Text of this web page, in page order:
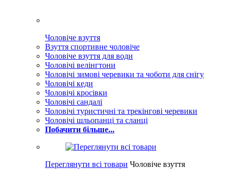
Чоловіче взуття
Взуття спортивне чоловіче
Чоловіче взуття для води
Чоловічі велінгтони
Чоловічі зимові черевики та чоботи для снігу
Чоловічі кеди
Чоловічі кросівки
Чоловічі сандалі
Чоловічі туристичні та трекінгові черевики
Чоловічі шльопанці та сланці
Побачити більше...
Переглянути всі товари Чоловіче взуття